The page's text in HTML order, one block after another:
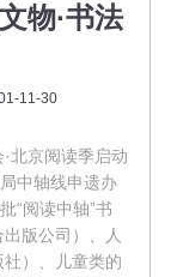
物·书法
11-30
北京阅读季启动
中轴线申遗办
“阅读中轴”书
版公司）、人
）、儿童类的